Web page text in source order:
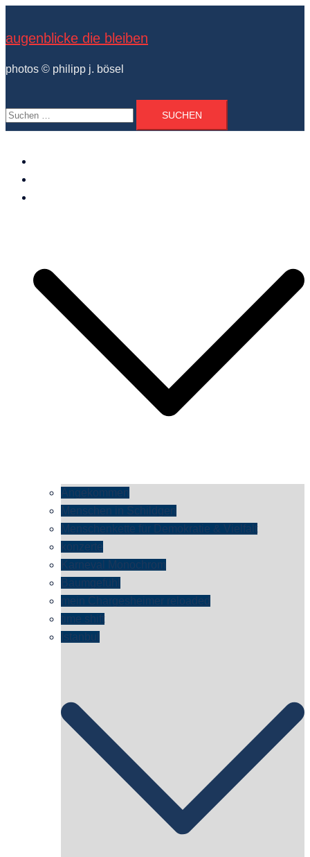
springen
augenblicke die bleiben
photos © philipp j. bösel
Suchen
nach:
Angekommen
Menschen in Schildgen
Menschenkette für Demokratie & Vielfalt
konzerte
Karneval Monochrom
Baumgefühl
mein Chargesheimer reloaded
time shift
Istanbul